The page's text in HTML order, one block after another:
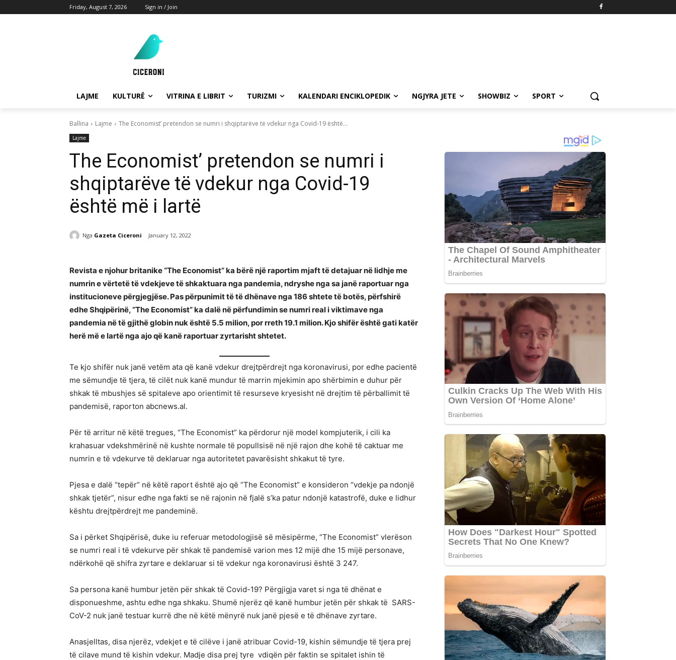
Friday, August 7, 2026 Sign in / Join
LAJME KULTURË VITRINA E LIBRIT TURIZMI KALENDARI ENCIKLOPEDIK NGJYRA JETE SHOWBIZ SPORT
Ballina Lajme The Economist’ pretendon se numri i shqiptarëve të vdekur nga Covid-19 është...
Lajme
The Economist’ pretendon se numri i
shqiptarëve të vdekur nga Covid-19
është më i lartë
Nga Gazeta Ciceroni January 12, 2022
Revista e njohur britanike “The Economist” ka bërë një raportim mjaft të detajuar në lidhje me
numrin e vërtetë të vdekjeve të shkaktuara nga pandemia, ndryshe nga sa janë raportuar nga
institucioneve përgjegjëse. Pas përpunimit të të dhënave nga 186 shtete të botës, përfshirë
edhe Shqipërinë, “The Economist” ka dalë në përfundimin se numri real i viktimave nga
pandemia në të gjithë globin nuk është 5.5 milion, por rreth 19.1 milion. Kjo shifër është gati katër
herë më e lartë nga ajo që kanë raportuar zyrtarisht shtetet.
Te kjo shifër nuk janë vetëm ata që kanë vdekur drejtpërdrejt nga koronavirusi, por edhe pacientë
me sëmundje të tjera, të cilët nuk kanë mundur të marrin mjekimin apo shërbimin e duhur për
shkak të mbushjes së spitaleve apo orientimit të resurseve kryesisht në drejtim të përballimit të
pandemisë, raporton abcnews.al.
Për të arritur në këtë tregues, “The Economist” ka përdorur një model kompjuterik, i cili ka
krahasuar vdekshmërinë në kushte normale të popullsisë në një rajon dhe kohë të caktuar me
numrin e të vdekurve të deklaruar nga autoritetet pavarësisht shkakut të tyre.
Pjesa e dalë “tepër” në këtë raport është ajo që “The Economist” e konsideron “vdekje pa ndonjë
shkak tjetër”, nisur edhe nga fakti se në rajonin në fjalë s’ka patur ndonjë katastrofë, duke e lidhur
kështu drejtpërdrejt me pandeminë.
Sa i përket Shqipërisë, duke iu referuar metodologjisë së mësipërme, “The Economist” vlerëson
se numri real i të vdekurve për shkak të pandemisë varion mes 12 mijë dhe 15 mijë personave,
ndërkohë që shifra zyrtare e deklaruar si të vdekur nga koronavirusi është 3 247.
Sa persona kanë humbur jetën për shkak të Covid-19? Përgjigja varet si nga të dhënat e
disponueshme, ashtu edhe nga shkaku. Shumë njerëz që kanë humbur jetën për shkak të SARS-
CoV-2 nuk janë testuar kurrë dhe në këtë mënyrë nuk janë pjesë e të dhënave zyrtare.
Anasjelltas, disa njerëz, vdekjet e të cilëve i janë atribuar Covid-19, kishin sëmundje të tjera prej
të cilave mund të kishin vdekur. Madje disa prej tyre vdiqën për faktin se spitalet ishin të